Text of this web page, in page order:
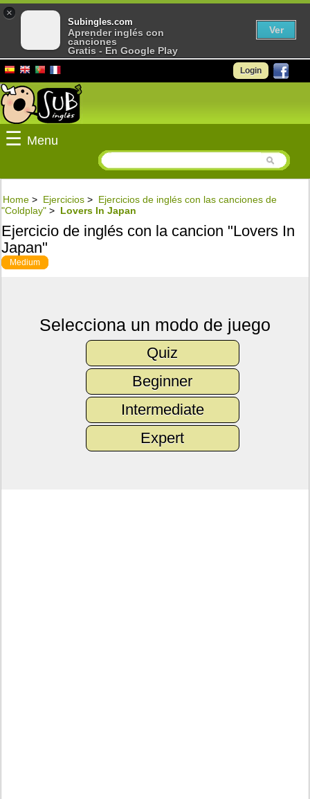
Login
☰ Menu
Home > Ejercicios > Ejercicios de inglés con las canciones de
"Coldplay" > Lovers In Japan
Ejercicio de inglés con la cancion "Lovers In
Japan"
Medium
Selecciona un modo de juego
Quiz
Beginner
Intermediate
Expert
×
Subingles.com
Aprender inglés con
canciones
Gratis - En Google Play
Ver